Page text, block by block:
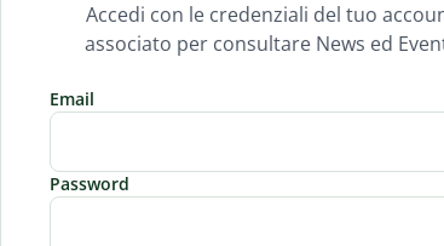
Accedi con le credenziali del tuo
associato per consultare News ed
Email
Password